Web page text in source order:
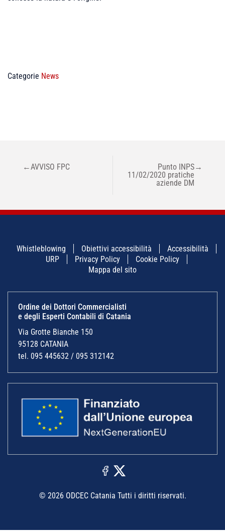
Categorie News
NAVIGAZIONE
ARTICOLI
←AVVISO FPC
Punto INPS
11/02/2020 pratiche
aziende DM
→
Whistleblowing Obiettivi accessibilità
Accessibilità
URP
Privacy Policy
Cookie Policy
Mappa del sito
Ordine dei Dottori Commercialisti
e degli Esperti Contabili di Catania
Via Grotte Bianche 150
95128 CATANIA
tel. 095 445632 / 095 312142
© 2026 ODCEC Catania Tutti i diritti riservati.